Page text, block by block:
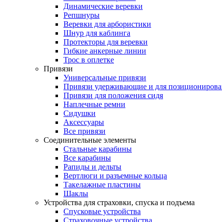
Динамические веревки
Репшнуры
Веревки для арбористики
Шнур для каблинга
Протекторы для веревки
Гибкие анкерные линии
Трос в оплетке
Привязи
Универсальные привязи
Привязи удерживающие и для
Привязи для положения сидя
Наплечные ремни
Сидушки
Аксессуары
Все привязи
Соединительные элементы
Стальные карабины
Все карабины
Рапиды и дельты
Вертлюги и разъемные кольца
Такелажные пластины
Шаклы
Устройства для страховки, спуска и подъема
Спусковые устройства
Страховочные устройства